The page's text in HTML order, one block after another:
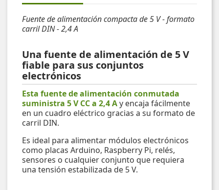
Fuente de alimentación compacta de 5 V - formato
carril DIN - 2,4 A
Una fuente de alimentación de 5 V
fiable para sus conjuntos
electrónicos
Esta fuente de alimentación conmutada
suministra 5 V CC a 2,4 Ay encaja fácilmente
en un cuadro eléctrico gracias a su formato de
carril DIN.
Es ideal para alimentar módulos electrónicos
como placas Arduino, Raspberry Pi, relés,
sensores o cualquier conjunto que requiera
una tensión estabilizada de 5 V.